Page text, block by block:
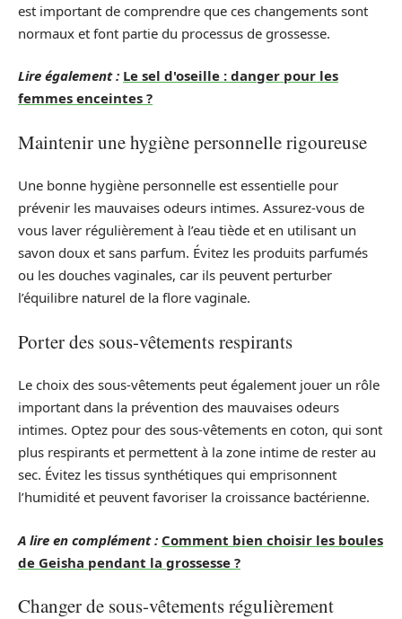
est important de comprendre que ces changements sont
normaux et font partie du processus de grossesse.
Lire également : Le sel d'oseille : danger pour les
femmes enceintes ?
Maintenir une hygiène personnelle rigoureuse
Une bonne hygiène personnelle est essentielle pour
prévenir les mauvaises odeurs intimes. Assurez-vous de
vous laver régulièrement à l’eau tiède et en utilisant un
savon doux et sans parfum. Évitez les produits parfumés
ou les douches vaginales, car ils peuvent perturber
l’équilibre naturel de la flore vaginale.
Porter des sous-vêtements respirants
Le choix des sous-vêtements peut également jouer un rôle
important dans la prévention des mauvaises odeurs
intimes. Optez pour des sous-vêtements en coton, qui sont
plus respirants et permettent à la zone intime de rester au
sec. Évitez les tissus synthétiques qui emprisonnent
l’humidité et peuvent favoriser la croissance bactérienne.
A lire en complément : Comment bien choisir les boules
de Geisha pendant la grossesse ?
Changer de sous-vêtements régulièrement